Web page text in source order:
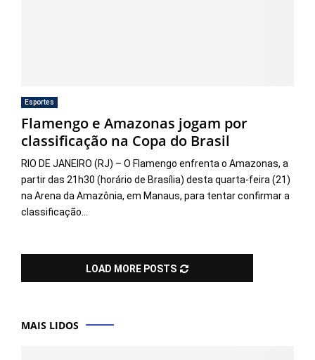
Esportes
Flamengo e Amazonas jogam por
classificação na Copa do Brasil
RIO DE JANEIRO (RJ) – O Flamengo enfrenta o Amazonas, a
partir das 21h30 (horário de Brasília) desta quarta-feira (21)
na Arena da Amazônia, em Manaus, para tentar confirmar a
classificação...
LOAD MORE POSTS
MAIS LIDOS